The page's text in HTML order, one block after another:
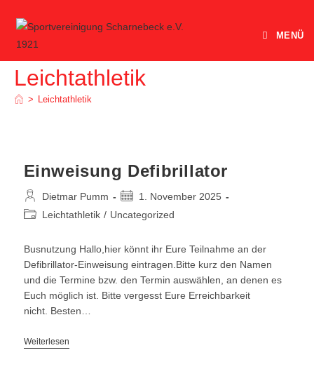
Inhalt
springen
MENÜ
Leichtathletik
> Leichtathletik
Einweisung Defibrillator
Beitrags-
Autor:
Dietmar Pumm
Beitrag
veröffentlicht:
1. November 2025
Beitrags-Leichtathletik / Uncategorized
Busnutzung Hallo,hier könnt ihr Eure Teilnahme an der
Defibrillator-Einweisung eintragen.Bitte kurz den Namen
und die Termine bzw. den Termin auswählen, an denen es
Euch möglich ist. Bitte vergesst Eure Erreichbarkeit
nicht. Besten…
WeiterlesenEinweisung